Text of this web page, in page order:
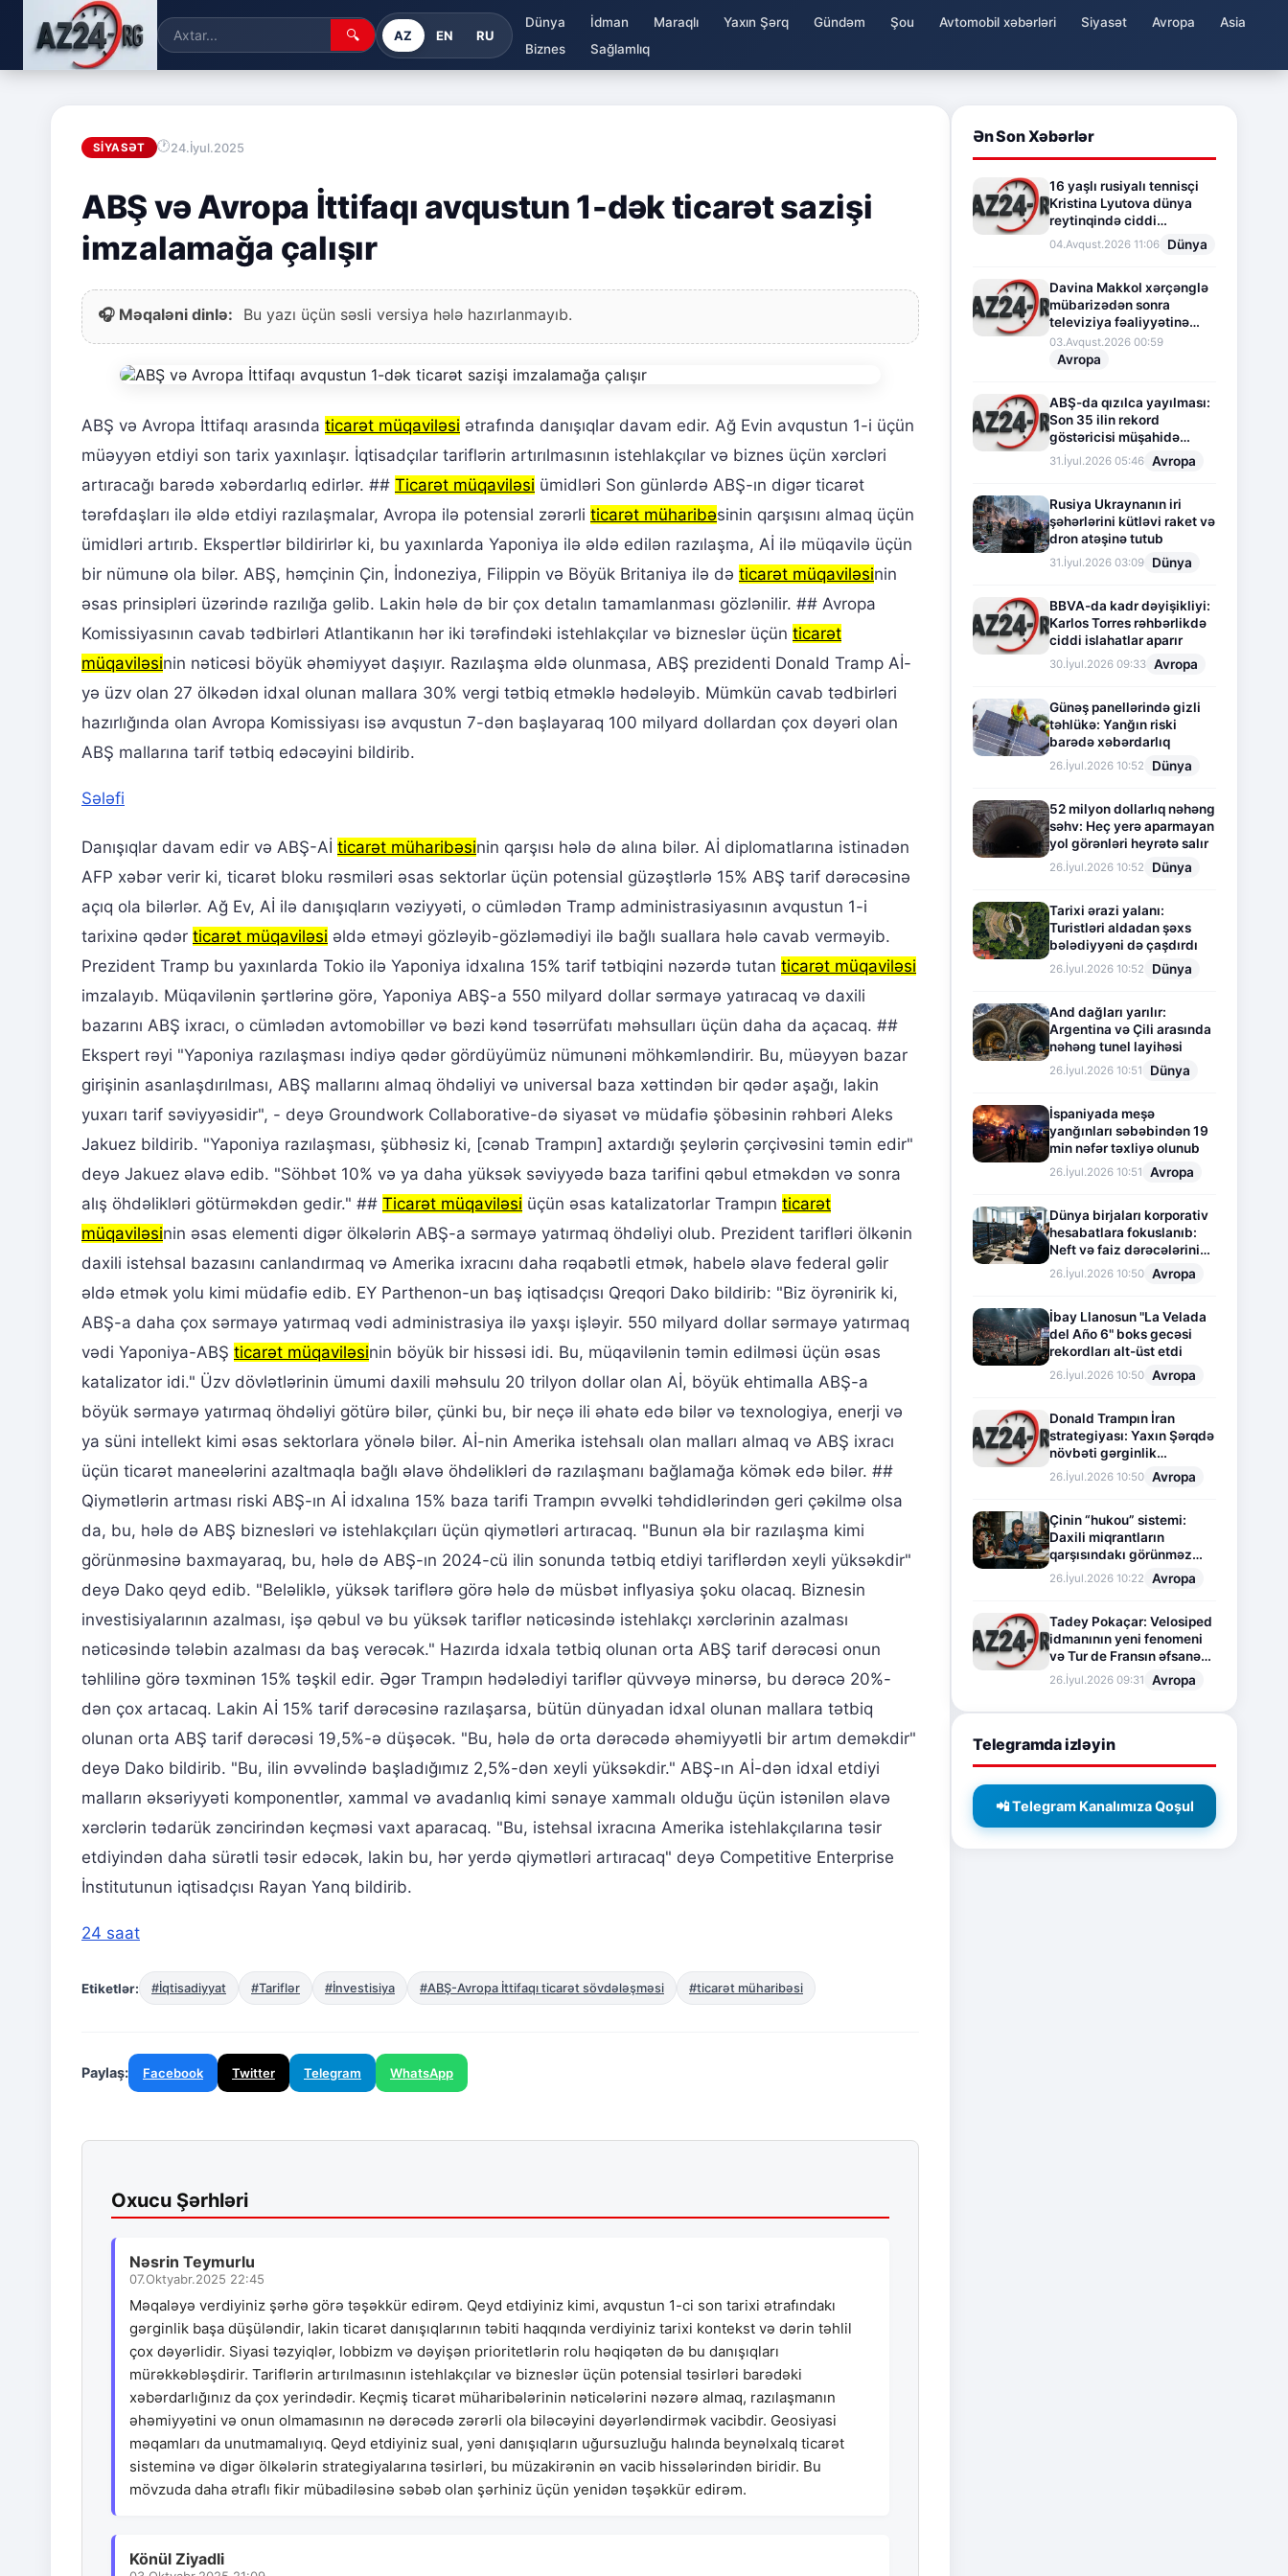
🔍 AZ EN RU
Dünya İdman Maraqlı Yaxın Şərq Gündəm Şou Avtomobil xəbərləri Siyasət Avropa
Asia
Biznes
Sağlamlıq
SIYASƏT 24.İyul.2025
ABŞ və Avropa İttifaqı avqustun 1-dək ticarət sazişi
imzalamağa çalışır
🎧 Məqaləni dinlə: Bu yazı üçün səsli versiya hələ hazırlanmayıb.
ABŞ və Avropa İttifaqı arasında ticarət müqaviləsi ətrafında danışıqlar davam edir. Ağ Evin avqustun 1-i üçün
müəyyən etdiyi son tarix yaxınlaşır. İqtisadçılar tariflərin artırılmasının istehlakçılar və biznes üçün xərcləri
artıracağı barədə xəbərdarlıq edirlər. ## Ticarət müqaviləsi ümidləri Son günlərdə ABŞ-ın digər ticarət
tərəfdaşları ilə əldə etdiyi razılaşmalar, Avropa ilə potensial zərərli ticarət müharibəsinin qarşısını almaq üçün
ümidləri artırıb. Ekspertlər bildirirlər ki, bu yaxınlarda Yaponiya ilə əldə edilən razılaşma, Aİ ilə müqavilə üçün
bir nümunə ola bilər. ABŞ, həmçinin Çin, İndoneziya, Filippin və Böyük Britaniya ilə də ticarət müqaviləsinin
əsas prinsipləri üzərində razılığa gəlib. Lakin hələ də bir çox detalın tamamlanması gözlənilir. ## Avropa
Komissiyasının cavab tədbirləri Atlantikanın hər iki tərəfindəki istehlakçılar və bizneslər üçün ticarət
müqaviləsinin nəticəsi böyük əhəmiyyət daşıyır. Razılaşma əldə olunmasa, ABŞ prezidenti Donald Tramp Aİ-
yə üzv olan 27 ölkədən idxal olunan mallara 30% vergi tətbiq etməklə hədələyib. Mümkün cavab tədbirləri
hazırlığında olan Avropa Komissiyası isə avqustun 7-dən başlayaraq 100 milyard dollardan çox dəyəri olan
ABŞ mallarına tarif tətbiq edəcəyini bildirib.
Sələfi
Danışıqlar davam edir və ABŞ-Aİ ticarət müharibəsinin qarşısı hələ də alına bilər. Aİ diplomatlarına istinadən
AFP xəbər verir ki, ticarət bloku rəsmiləri əsas sektorlar üçün potensial güzəştlərlə 15% ABŞ tarif dərəcəsinə
açıq ola bilərlər. Ağ Ev, Aİ ilə danışıqların vəziyyəti, o cümlədən Tramp administrasiyasının avqustun 1-i
tarixinə qədər ticarət müqaviləsi əldə etməyi gözləyib-gözləmədiyi ilə bağlı suallara hələ cavab verməyib.
Prezident Tramp bu yaxınlarda Tokio ilə Yaponiya idxalına 15% tarif tətbiqini nəzərdə tutan ticarət müqaviləsi
imzalayıb. Müqavilənin şərtlərinə görə, Yaponiya ABŞ-a 550 milyard dollar sərmayə yatıracaq və daxili
bazarını ABŞ ixracı, o cümlədən avtomobillər və bəzi kənd təsərrüfatı məhsulları üçün daha da açacaq. ##
Ekspert rəyi "Yaponiya razılaşması indiyə qədər gördüyümüz nümunəni möhkəmləndirir. Bu, müəyyən bazar
girişinin asanlaşdırılması, ABŞ mallarını almaq öhdəliyi və universal baza xəttindən bir qədər aşağı, lakin
yuxarı tarif səviyyəsidir", - deyə Groundwork Collaborative-də siyasət və müdafiə şöbəsinin rəhbəri Aleks
Jakuez bildirib. "Yaponiya razılaşması, şübhəsiz ki, [cənab Trampın] axtardığı şeylərin çərçivəsini təmin edir"
deyə Jakuez əlavə edib. "Söhbət 10% və ya daha yüksək səviyyədə baza tarifini qəbul etməkdən və sonra
alış öhdəlikləri götürməkdən gedir." ## Ticarət müqaviləsi üçün əsas katalizatorlar Trampın ticarət
müqaviləsinin əsas elementi digər ölkələrin ABŞ-a sərmayə yatırmaq öhdəliyi olub. Prezident tarifləri ölkənin
daxili istehsal bazasını canlandırmaq və Amerika ixracını daha rəqabətli etmək, habelə əlavə federal gəlir
əldə etmək yolu kimi müdafiə edib. EY Parthenon-un baş iqtisadçısı Qreqori Dako bildirib: "Biz öyrənirik ki,
ABŞ-a daha çox sərmayə yatırmaq vədi administrasiya ilə yaxşı işləyir. 550 milyard dollar sərmayə yatırmaq
vədi Yaponiya-ABŞ ticarət müqaviləsinin böyük bir hissəsi idi. Bu, müqavilənin təmin edilməsi üçün əsas
katalizator idi." Üzv dövlətlərinin ümumi daxili məhsulu 20 trilyon dollar olan Aİ, böyük ehtimalla ABŞ-a
böyük sərmayə yatırmaq öhdəliyi götürə bilər, çünki bu, bir neçə ili əhatə edə bilər və texnologiya, enerji və
ya süni intellekt kimi əsas sektorlara yönələ bilər. Aİ-nin Amerika istehsalı olan malları almaq və ABŞ ixracı
üçün ticarət maneələrini azaltmaqla bağlı əlavə öhdəlikləri də razılaşmanı bağlamağa kömək edə bilər. ##
Qiymətlərin artması riski ABŞ-ın Aİ idxalına 15% baza tarifi Trampın əvvəlki təhdidlərindən geri çəkilmə olsa
da, bu, hələ də ABŞ biznesləri və istehlakçıları üçün qiymətləri artıracaq. "Bunun əla bir razılaşma kimi
görünməsinə baxmayaraq, bu, hələ də ABŞ-ın 2024-cü ilin sonunda tətbiq etdiyi tariflərdən xeyli yüksəkdir"
deyə Dako qeyd edib. "Beləliklə, yüksək tariflərə görə hələ də müsbət inflyasiya şoku olacaq. Biznesin
investisiyalarının azalması, işə qəbul və bu yüksək tariflər nəticəsində istehlakçı xərclərinin azalması
nəticəsində tələbin azalması da baş verəcək." Hazırda idxala tətbiq olunan orta ABŞ tarif dərəcəsi onun
təhlilinə görə təxminən 15% təşkil edir. Əgər Trampın hədələdiyi tariflər qüvvəyə minərsə, bu dərəcə 20%-
dən çox artacaq. Lakin Aİ 15% tarif dərəcəsinə razılaşarsa, bütün dünyadan idxal olunan mallara tətbiq
olunan orta ABŞ tarif dərəcəsi 19,5%-ə düşəcək. "Bu, hələ də orta dərəcədə əhəmiyyətli bir artım deməkdir"
deyə Dako bildirib. "Bu, ilin əvvəlində başladığımız 2,5%-dən xeyli yüksəkdir." ABŞ-ın Aİ-dən idxal etdiyi
malların əksəriyyəti komponentlər, xammal və avadanlıq kimi sənaye xammalı olduğu üçün istənilən əlavə
xərclərin tədarük zəncirindən keçməsi vaxt aparacaq. "Bu, istehsal ixracına Amerika istehlakçılarına təsir
etdiyindən daha sürətli təsir edəcək, lakin bu, hər yerdə qiymətləri artıracaq" deyə Competitive Enterprise
İnstitutunun iqtisadçısı Rayan Yanq bildirib.
24 saat
Etiketlər: #İqtisadiyyat #Tariflər #İnvestisiya #ABŞ-Avropa İttifaqı ticarət sövdələşməsi #ticarət müharibəsi
Paylaş: Facebook Twitter Telegram WhatsApp
Oxucu Şərhləri
Nəsrin Teymurlu
07.Oktyabr.2025 22:45
Məqaləyə verdiyiniz şərhə görə təşəkkür edirəm. Qeyd etdiyiniz kimi, avqustun 1-ci son tarixi ətrafındakı
gərginlik başa düşüləndir, lakin ticarət danışıqlarının təbiti haqqında verdiyiniz tarixi kontekst və dərin təhlil
çox dəyərlidir. Siyasi təzyiqlər, lobbizm və dəyişən prioritetlərin rolu həqiqətən də bu danışıqları
mürəkkəbləşdirir. Tariflərin artırılmasının istehlakçılar və bizneslər üçün potensial təsirləri barədəki
xəbərdarlığınız da çox yerindədir. Keçmiş ticarət müharibələrinin nəticələrini nəzərə almaq, razılaşmanın
əhəmiyyətini və onun olmamasının nə dərəcədə zərərli ola biləcəyini dəyərləndirmək vacibdir. Geosiyasi
məqamları da unutmamalıyıq. Qeyd etdiyiniz sual, yəni danışıqların uğursuzluğu halında beynəlxalq ticarət
sisteminə və digər ölkələrin strategiyalarına təsirləri, bu müzakirənin ən vacib hissələrindən biridir. Bu
mövzuda daha ətraflı fikir mübadiləsinə səbəb olan şərhiniz üçün yenidən təşəkkür edirəm.
Könül Ziyadli
Ən Son Xəbərlər
16 yaşlı rusiyalı tennisçi
Kristina Lyutova dünya
reytinqində ciddi
irəliləyişə imza atdı
04.Avqust.2026 11:06 Dünya
Davina Makkol xərçənglə
mübarizədən sonra
televiziya fəaliyyətinə
fasilə verir
03.Avqust.2026 00:59
Avropa
ABŞ-da qızılca yayılması:
Son 35 ilin rekord
göstəricisi müşahidə
olunur
31.İyul.2026 05:46 Avropa
Rusiya Ukraynanın iri
şəhərlərini kütləvi raket və
dron atəşinə tutub
31.İyul.2026 03:09 Dünya
BBVA-da kadr dəyişikliyi:
Karlos Torres rəhbərlikdə
ciddi islahatlar aparır
30.İyul.2026 09:33 Avropa
Günəş panellərində gizli
təhlükə: Yanğın riski
barədə xəbərdarlıq
26.İyul.2026 10:52 Dünya
52 milyon dollarlıq nəhəng
səhv: Heç yerə aparmayan
yol görənləri heyrətə salır
26.İyul.2026 10:52 Dünya
Tarixi ərazi yalanı:
Turistləri aldadan şəxs
bələdiyyəni də çaşdırdı
26.İyul.2026 10:52 Dünya
And dağları yarılır:
Argentina və Çili arasında
nəhəng tunel layihəsi
26.İyul.2026 10:51 Dünya
İspaniyada meşə
yanğınları səbəbindən 19
min nəfər təxliyə olunub
26.İyul.2026 10:51 Avropa
Dünya birjaları korporativ
hesabatlara fokuslanıb:
Neft və faiz dərəcələrinin
təsiri altında cari vəziyyət
26.İyul.2026 10:50 Avropa
İbay Llanosun "La Velada
del Año 6" boks gecəsi
rekordları alt-üst etdi
26.İyul.2026 10:50 Avropa
Donald Trampın İran
strategiyası: Yaxın Şərqdə
növbəti gərginlik
mərhələsi
26.İyul.2026 10:50 Avropa
Çinin “hukou” sistemi:
Daxili miqrantların
qarşısındakı görünməz
sədd
26.İyul.2026 10:22 Avropa
Tadey Pokaçar: Velosiped
idmanının yeni fenomeni
və Tur de Fransın əfsanəvi
səhifəsi
26.İyul.2026 09:31 Avropa
Telegramda izləyin
📲 Telegram Kanalımıza Qoşul